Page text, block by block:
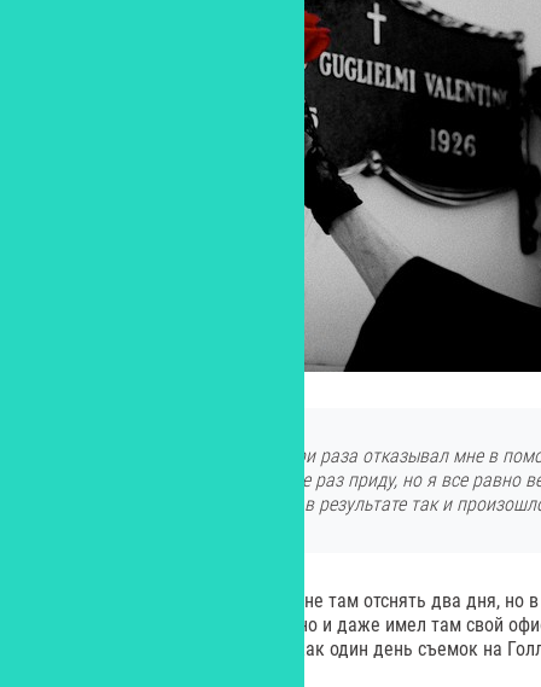
Вице-президент кладбища три раза отказывал мне в
вызвать полицию, если я еще раз приду, но я все равно
буду снимать свой фильм, и в результате так и
Они сдались, и не только дали мне там отснять два дня, но
кладбище почти 15 лет бесплатно и даже имел там свой
почти 300 тысяч долларов, так как один день съемок на